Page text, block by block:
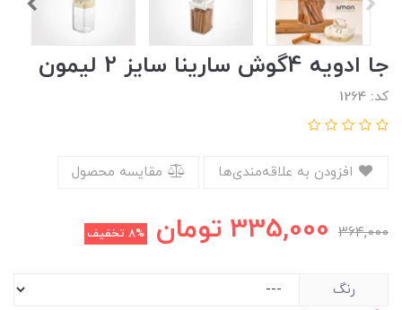
جا ادویه 4گوش سارینا سایز 2 لیمون
کد: 1264
مقایسه محصول
364,000
335,000 تومان 8% تخفیف
رنگ